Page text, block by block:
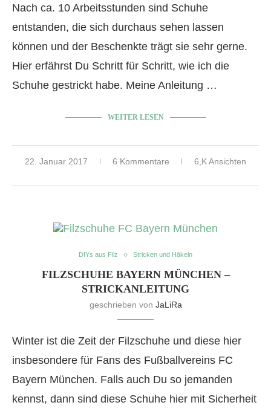
Nach ca. 10 Arbeitsstunden sind Schuhe
entstanden, die sich durchaus sehen lassen
können und der Beschenkte trägt sie sehr gerne.
Hier erfährst Du Schritt für Schritt, wie ich die
Schuhe gestrickt habe. Meine Anleitung …
WEITER LESEN
22. Januar 2017 6 Kommentare 6,K Ansichten
DIYs aus Filz Stricken und Häkeln
FILZSCHUHE BAYERN MÜNCHEN –
STRICKANLEITUNG
geschrieben von JaLiRa
Winter ist die Zeit der Filzschuhe und diese hier
insbesondere für Fans des Fußballvereins FC
Bayern München. Falls auch Du so jemanden
kennst, dann sind diese Schuhe hier mit Sicherheit